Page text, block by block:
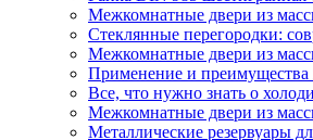
Межкомнатные двери из
Стеклянные перегородки:
Межкомнатные двери из
Применение и преимущества
Все, что нужно знать о
Межкомнатные двери из
Металлические резервуары